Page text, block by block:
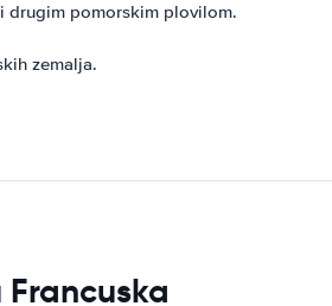
drugim pomorskim plovilom.
zemalja.